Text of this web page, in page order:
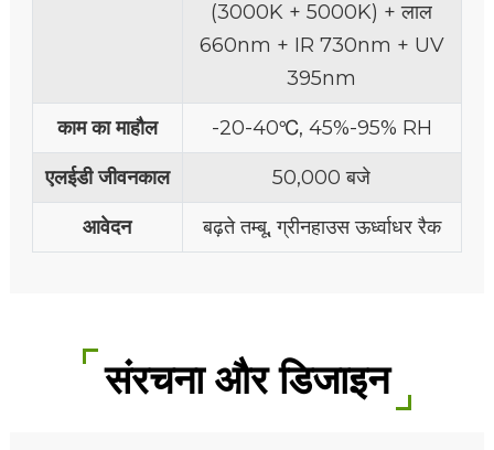
(3000K + 5000K) + लाल
660nm + IR 730nm + UV
395nm
काम का माहौल -20-40℃, 45%-95% RH
एलईडी जीवनकाल 50,000 बजे
आवेदन बढ़ते तम्बू, ग्रीनहाउस ऊर्ध्वाधर रैक
संरचना और डिजाइन